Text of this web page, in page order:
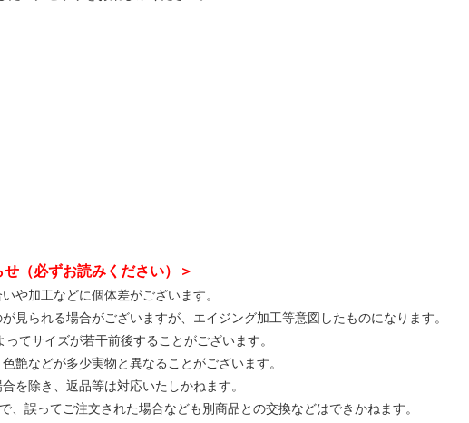
（必ずお読みください）＞
や加工などに個体差がございます。
見られる場合がございますが、エイジング加工等意図したものになります。
てサイズが若干前後することがございます。
艶などが多少実物と異なることがございます。
を除き、返品等は対応いたしかねます。
、誤ってご注文された場合なども別商品との交換などはできかねます。